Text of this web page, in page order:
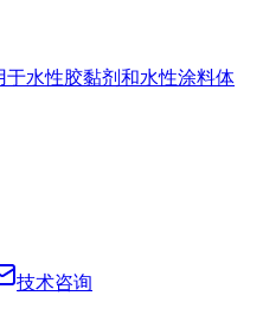
水性胶黏剂和水性涂料体
技术咨询